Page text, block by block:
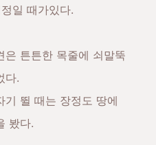
일 때가있다.
은 튼튼한 목줄에 쇠말뚝
다.
기 뛸 때는 장정도 땅에
봤다.